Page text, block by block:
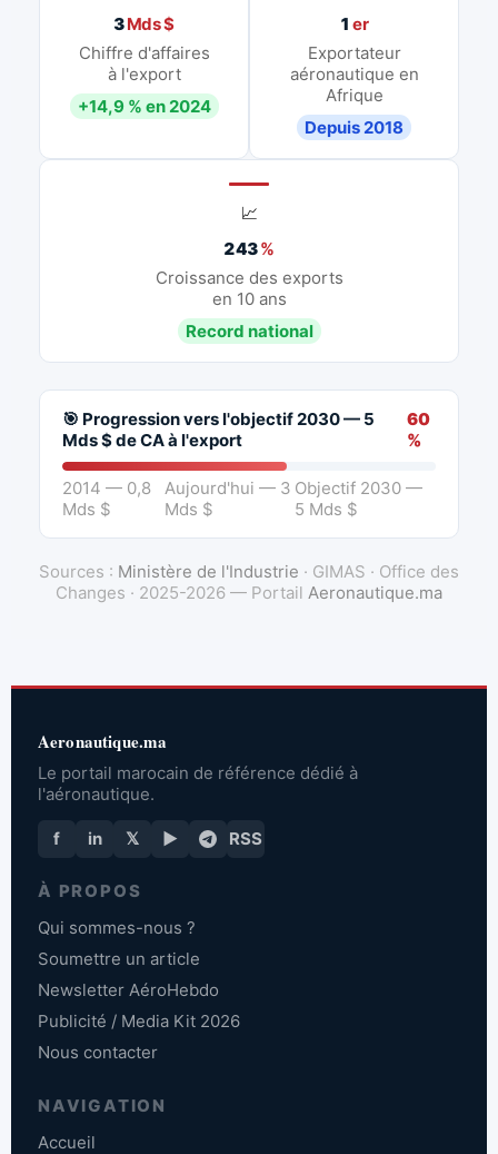
3Mds $
Chiffre d'affaires
à l'export
+14,9 % en 2024
1 er
Exportateur
aéronautique en
Afrique
Depuis 2018
📈
243%
Croissance des exports
en 10 ans
Record national
🎯 Progression vers l'objectif 2030 — 5
Mds $ de CA à l'export
60
%
2014 — 0,8
Mds $
Aujourd'hui — 3
Mds $
Objectif 2030 —
5 Mds $
Sources : Ministère de l'Industrie · GIMAS · Office des
Changes · 2025-2026 — Portail Aeronautique.ma
Aeronautique.ma
Le portail marocain de référence dédié à
l'aéronautique.
f in 𝕏 ▶ RSS
À PROPOS
Qui sommes-nous ?
Soumettre un article
Newsletter AéroHebdo
Publicité / Media Kit 2026
Nous contacter
NAVIGATION
Accueil